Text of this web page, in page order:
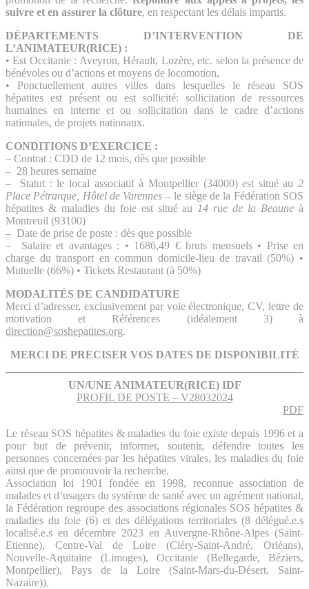
suivre et en assurer la clôture, en respectant les délais impartis.
DÉPARTEMENTS D’INTERVENTION DE
L’ANIMATEUR(RICE) :
• Est Occitanie : Aveyron, Hérault, Lozère, etc. selon la présence de
bénévoles ou d’actions et moyens de locomotion,
• Ponctuellement autres villes dans lesquelles le réseau SOS
hépatites est présent ou est sollicité: sollicitation de ressources
humaines en interne et ou sollicitation dans le cadre d’actions
nationales, de projets nationaux.
CONDITIONS D’EXERCICE :
– Contrat : CDD de 12 mois, dès que possible
– 28 heures semaine
– Statut : le local associatif à Montpellier (34000) est situé au 2
Place Pétrarque, Hôtel de Varennes – le siège de la Fédération SOS
hépatites & maladies du foie est situé au 14 rue de la Beaune à
Montreuil (93100)
– Date de prise de poste : dès que possible
– Salaire et avantages : • 1686,49 € bruts mensuels • Prise en
charge du transport en commun domicile-lieu de travail (50%) •
Mutuelle (66%) • Tickets Restaurant (à 50%)
MODALITÉS DE CANDIDATURE
Merci d’adresser, exclusivement par voie électronique, CV, lettre de
motivation et Références (idéalement 3) à
direction@soshepatites.org.
MERCI DE PRECISER VOS DATES DE DISPONIBILITÉ
UN/UNE ANIMATEUR(RICE) IDF
PROFIL DE POSTE – V28032024
PDF
Le réseau SOS hépatites & maladies du foie existe depuis 1996 et a
pour but de prévenir, informer, soutenir, défendre toutes les
personnes concernées par les hépatites virales, les maladies du foie
ainsi que de promouvoir la recherche.
Association loi 1901 fondée en 1998, reconnue association de
malades et d’usagers du système de santé avec un agrément national,
la Fédération regroupe des associations régionales SOS hépatites &
maladies du foie (6) et des délégations territoriales (8 délégué.e.s
localisé.e.s en décembre 2023 en Auvergne-Rhône-Alpes (Saint-
Etienne), Centre-Val de Loire (Cléry-Saint-André, Orléans),
Nouvelle-Aquitaine (Limoges), Occitanie (Bellegarde, Béziers,
Montpellier), Pays de la Loire (Saint-Mars-du-Désert, Saint-
Nazaire)).